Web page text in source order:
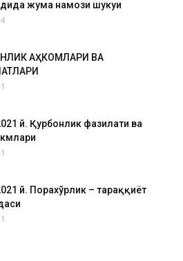
жума намози шукуҳи
АҲКОМЛАРИ ВА
й. Қурбонлик фазилати ва
й. Порахўрлик – тараққиёт